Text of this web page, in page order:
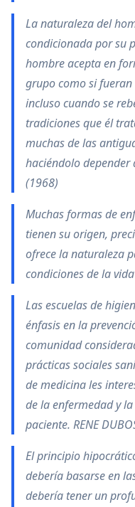
La naturaleza del
condicionada por su
hombre acepta en
grupo como si
incluso cuando se
tradiciones que él
muchas de las
haciéndolo depender
(1968)
Muchas formas de
tienen su origen,
ofrece la naturaleza
condiciones de la
Las escuelas de
énfasis en la
comunidad
prácticas sociales
de medicina les
de la enfermedad y
paciente. RENE
El principio
debería basarse en
debería tener un